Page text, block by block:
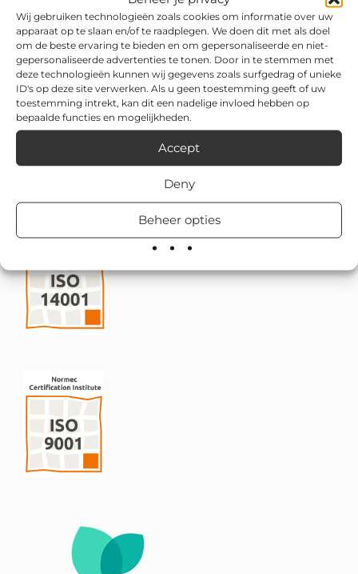
Wij gebruiken technologieën zoals cookies om informatie over uw
apparaat op te slaan en/of te raadplegen. We doen dit met als doel
om de beste ervaring te bieden en om gepersonaliseerde en niet-
gepersonaliseerde advertenties te tonen. Door in te stemmen met
deze technologieën kunnen wij gegevens zoals surfgedrag of unieke
ID's op deze site verwerken. Als u geen toestemming geeft of uw
toestemming intrekt, kan dit een nadelige invloed hebben op
bepaalde functies en mogelijkheden.
Accept
Deny
Beheer opties